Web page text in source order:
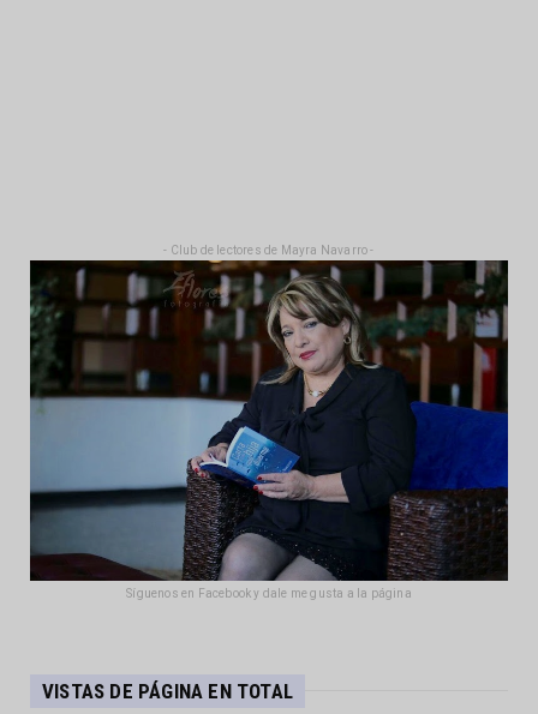
- Club de lectores de Mayra Navarro -
Síguenos en Facebook y dale me gusta a la página
VISTAS DE PÁGINA EN TOTAL